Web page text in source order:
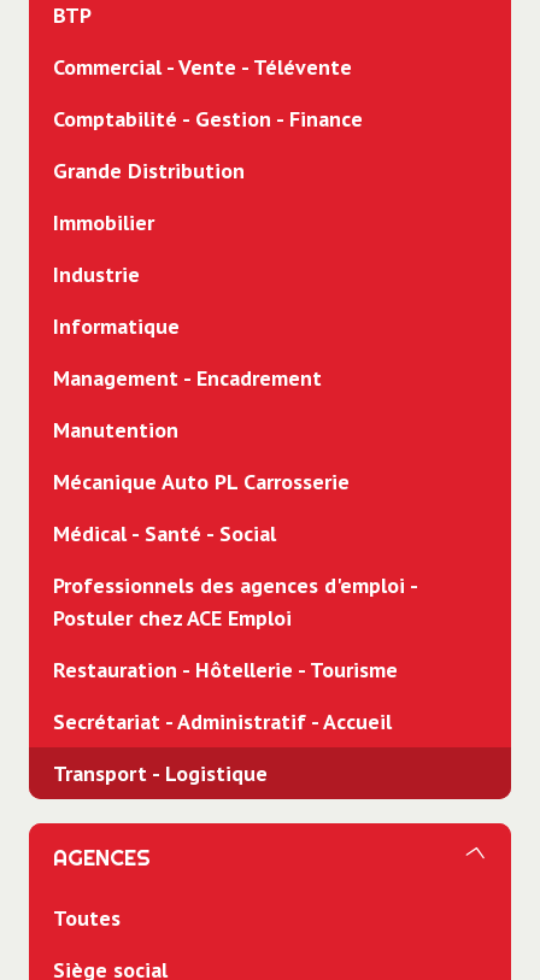
BTP
Commercial - Vente - Télévente
Comptabilité - Gestion - Finance
Grande Distribution
Immobilier
Industrie
Informatique
Management - Encadrement
Manutention
Mécanique Auto PL Carrosserie
Médical - Santé - Social
Professionnels des agences d'emploi -
Postuler chez ACE Emploi
Restauration - Hôtellerie - Tourisme
Secrétariat - Administratif - Accueil
Transport - Logistique
AGENCES
Toutes
Siège social